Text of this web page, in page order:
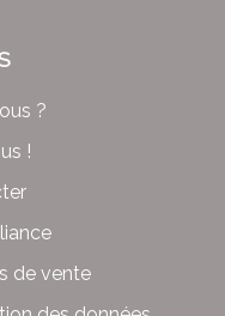
?
!
de vente